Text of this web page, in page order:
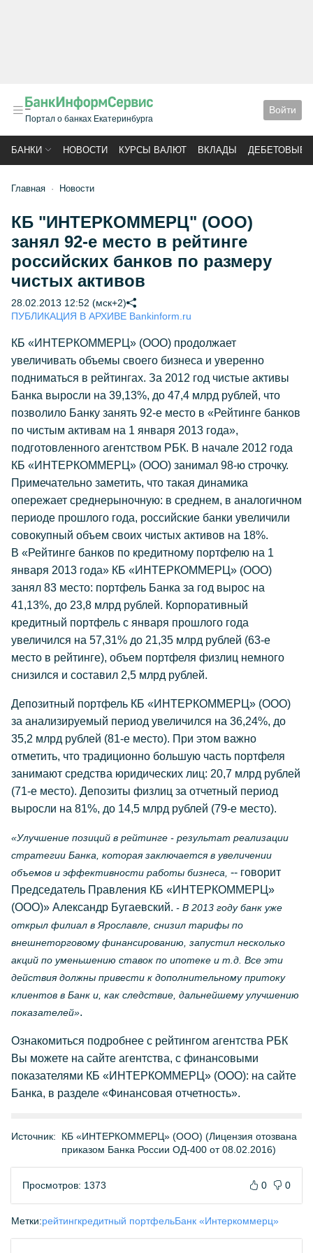
Портал о банках Екатеринбурга
Войти
БАНКИ НОВОСТИ КУРСЫ ВАЛЮТ ВКЛАДЫ ДЕБЕТОВЫЕ
Главная Новости
КБ "ИНТЕРКОММЕРЦ" (ООО)
занял 92-е место в рейтинге
российских банков по размеру
чистых активов
28.02.2013 12:52 (мск+2)
ПУБЛИКАЦИЯ В АРХИВЕ Bankinform.ru
КБ «ИНТЕРКОММЕРЦ» (ООО) продолжает
увеличивать объемы своего бизнеса и уверенно
подниматься в рейтингах. За 2012 год чистые активы
Банка выросли на 39,13%, до 47,4 млрд рублей, что
позволило Банку занять 92-е место в «Рейтинге банков
по чистым активам на 1 января 2013 года»,
подготовленного агентством РБК. В начале 2012 года
КБ «ИНТЕРКОММЕРЦ» (ООО) занимал 98-ю строчку.
Примечательно заметить, что такая динамика
опережает среднерыночную: в среднем, в аналогичном
периоде прошлого года, российские банки увеличили
совокупный объем своих чистых активов на 18%.
В «Рейтинге банков по кредитному портфелю на 1
января 2013 года» КБ «ИНТЕРКОММЕРЦ» (ООО)
занял 83 место: портфель Банка за год вырос на
41,13%, до 23,8 млрд рублей. Корпоративный
кредитный портфель с января прошлого года
увеличился на 57,31% до 21,35 млрд рублей (63-е
место в рейтинге), объем портфеля физлиц немного
снизился и составил 2,5 млрд рублей.
Депозитный портфель КБ «ИНТЕРКОММЕРЦ» (ООО)
за анализируемый период увеличился на 36,24%, до
35,2 млрд рублей (81-е место). При этом важно
отметить, что традиционно большую часть портфеля
занимают средства юридических лиц: 20,7 млрд рублей
(71-е место). Депозиты физлиц за отчетный период
выросли на 81%, до 14,5 млрд рублей (79-е место).
«Улучшение позиций в рейтинге - результат реализации
стратегии Банка, которая заключается в увеличении
объемов и эффективности работы бизнеса, -- говорит
Председатель Правления КБ «ИНТЕРКОММЕРЦ»
(ООО)» Александр Бугаевский. - В 2013 году банк уже
открыл филиал в Ярославле, снизил тарифы по
внешнеторговому финансированию, запустил несколько
акций по уменьшению ставок по ипотеке и т.д. Все эти
действия должны привести к дополнительному притоку
клиентов в Банк и, как следствие, дальнейшему улучшению
показателей».
Ознакомиться подробнее с рейтингом агентства РБК
Вы можете на сайте агентства, с финансовыми
показателями КБ «ИНТЕРКОММЕРЦ» (ООО): на сайте
Банка, в разделе «Финансовая отчетность».
Источник:
КБ «ИНТЕРКОММЕРЦ» (ООО) (Лицензия отозвана
приказом Банка России ОД-400 от 08.02.2016)
Просмотров: 1373 0 0
Метки:рейтингкредитный портфельБанк «Интеркоммерц»